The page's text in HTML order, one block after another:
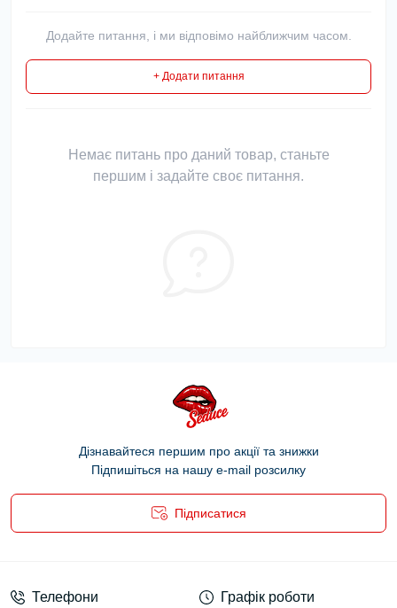
Додайте питання, і ми відповімо найближчим часом.
+ Додати питання
Немає питань про даний товар, станьте
першим і задайте своє питання.
Дізнавайтеся першим про акції та знижки
Підпишіться на нашу e-mail розсилку
Підписатися
Телефони Графік роботи